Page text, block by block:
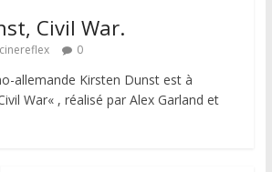
Civil War.
cinereflex 0
allemande Kirsten Dunst est à
War« , réalisé par Alex Garland et